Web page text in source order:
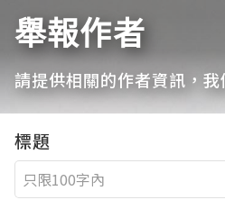
舉報作者
請提供相關的作者資訊，我
標題